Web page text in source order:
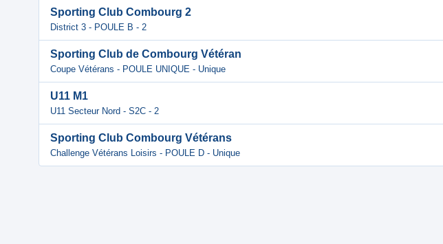
Sporting Club Combourg 2
District 3 - POULE B - 2
Sporting Club de Combourg Vétéran
Coupe Vétérans - POULE UNIQUE - Unique
U11 M1
U11 Secteur Nord - S2C - 2
Sporting Club Combourg Vétérans
Challenge Vétérans Loisirs - POULE D - Unique